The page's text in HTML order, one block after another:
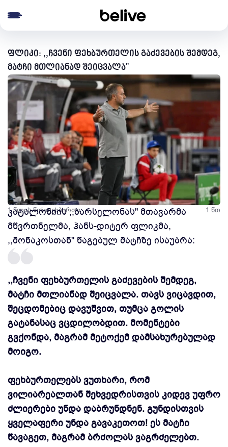
ფლიკი: ,,ჩვენი ფეხბურთელის გაძევების შემდეგ,
მატჩი მთლიანად შეიცვალა''
1 წლის წინ ფეხბურთი 1 წთ
კატალონიის ,,ბარსელონას'' მთავარმა
მწვრთნელმა, ჰანს-დიტერ ფლიკმა,
,,მონაკოსთან'' წაგებულ მატჩზე ისაუბრა:
,,ჩვენი ფეხბურთელის გაძევების შემდეგ,
მატჩი მთლიანად შეიცვალა. თავს ვიცავდით,
შეცდომებიც დავუშვით, თუმცა გოლის
გატანასაც ვცდილობდით. მომენტები
გვქონდა, მაგრამ მეტოქემ დამსახურებულად
მოიგო.
ფეხბურთელებს ვუთხარი, რომ
ვილიარეალთან შეხვედრისთვის კიდევ უფრო
ძლიერები უნდა დაბრუნდნენ. გუნდისთვის
ყველაფერი უნდა გავაკეთოთ! ეს მატჩი
წავაგეთ, მაგრამ ბრძოლას ვაგრძელებთ.